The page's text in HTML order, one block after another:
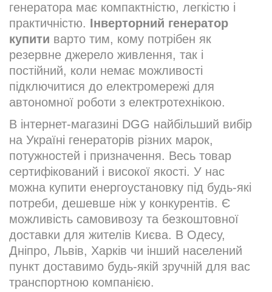
генератора має компактністю, легкістю і
практичністю. Інверторний генератор
купити варто тим, кому потрібен як
резервне джерело живлення, так і
постійний, коли немає можливості
підключитися до електромережі для
автономної роботи з електротехнікою.
В інтернет-магазині DGG найбільший вибір
на Україні генераторів різних марок,
потужностей і призначення. Весь товар
сертифікований і високої якості. У нас
можна купити енергоустановку під будь-які
потреби, дешевше ніж у конкурентів. Є
можливість самовивозу та безкоштовної
доставки для жителів Києва. В Одесу,
Дніпро, Львів, Харків чи інший населений
пункт доставимо будь-якій зручній для вас
транспортною компанією.